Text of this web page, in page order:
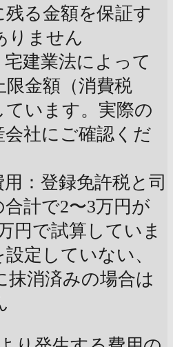
残る金額を保証す
りません
建業法によって
金額（消費税
ています。実際の
社にご確認くだ
：登録免許税と司
計で2〜3万円が
円で試算していま
定していない、
抹消済みの場合は